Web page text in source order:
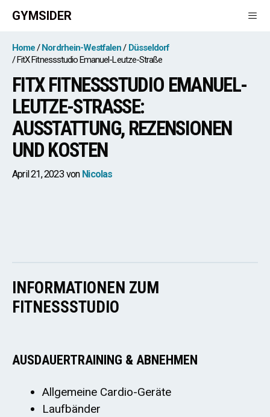
Zum
Inhalt
springen
GYMSIDER
Home Nordrhein-Westfalen
Düsseldorf
FitX Fitnessstudio Emanuel-Leutze-Straße
FITX FITNESSSTUDIO EMANUEL-
LEUTZE-STRASSE:
AUSSTATTUNG, REZENSIONEN U
ND KOSTEN
April 21, 2023 von Nicolas
INFORMATIONEN ZUM
FITNESSSTUDIO
AUSDAUERTRAINING & ABNEHMEN
Allgemeine Cardio-Geräte
Laufbänder